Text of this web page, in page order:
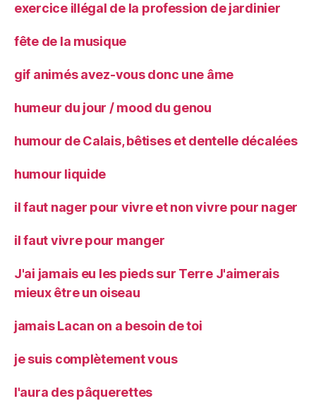
exercice illégal de la profession de jardinier
fête de la musique
gif animés avez-vous donc une âme
humeur du jour / mood du genou
humour de Calais, bêtises et dentelle décalées
humour liquide
il faut nager pour vivre et non vivre pour nager
il faut vivre pour manger
J'ai jamais eu les pieds sur Terre J'aimerais
mieux être un oiseau
jamais Lacan on a besoin de toi
je suis complètement vous
l'aura des pâquerettes